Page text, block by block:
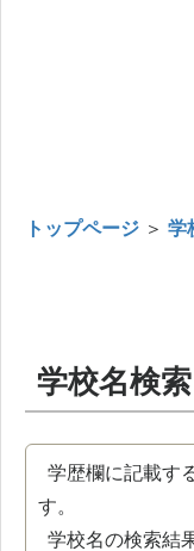
トップページ ＞ 学
学校名検索
学歴欄に記載す
す。
学校名の検索結